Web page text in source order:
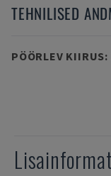
TEHNILISED
PÖÖRLEV KIIRUS: